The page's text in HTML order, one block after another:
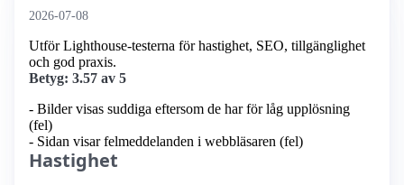
2026-07-08
Utför Lighthouse-testerna för hastighet, SEO, tillgänglighet
och god praxis.
Betyg: 3.57 av 5
- Bilder visas suddiga eftersom de har för låg upplösning
(fel)
- Sidan visar felmeddelanden i webbläsaren (fel)
Hastighet